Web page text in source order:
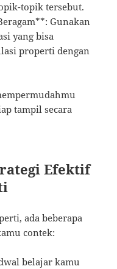
topik tersebut.
Gunakan
yang bisa
properti dengan
tampil secara
Efektif
ada beberapa
contek:
belajar kamu